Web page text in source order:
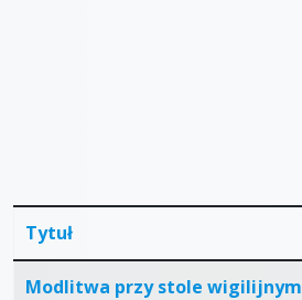
Tytuł
Modlitwa przy stole wigilijnym